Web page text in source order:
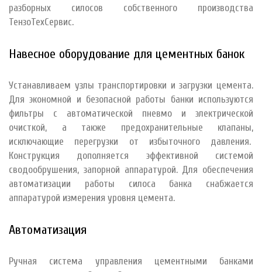
разборных силосов собственного производства
ТензоТехСервис.
Навесное оборудование для цементных банок
Устанавливаем узлы транспортировки и загрузки цемента.
Для экономной и безопасной работы банки используются
фильтры с автоматической пневмо и электрической
очисткой, а также предохранительные клапаны,
исключающие перегрузки от избыточного давления.
Конструкция дополняется эффективной системой
сводообрушения, запорной аппаратурой. Для обеспечения
автоматизации работы силоса банка снабжается
аппаратурой измерения уровня цемента.
Автоматизация
Ручная система управления цементными банками